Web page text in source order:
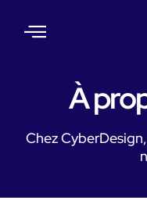
À
Chez